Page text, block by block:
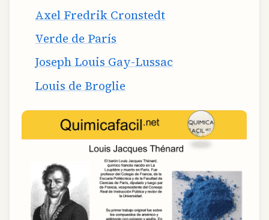
Axel Fredrik Cronstedt
Verde de París
Joseph Louis Gay-Lussac
Louis de Broglie